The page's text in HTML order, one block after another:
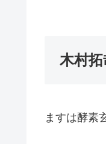
木村
ますは酵素